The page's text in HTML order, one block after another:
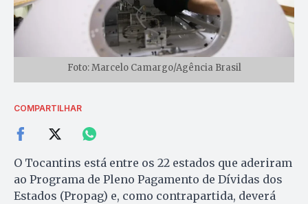
Foto: Marcelo Camargo/Agência Brasil
COMPARTILHAR
O Tocantins está entre os 22 estados que aderiram
ao Programa de Pleno Pagamento de Dívidas dos
Estados (Propag) e, como contrapartida, deverá